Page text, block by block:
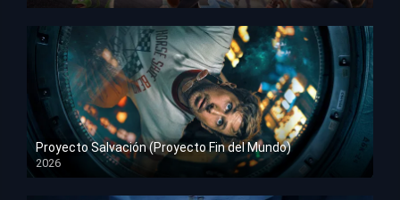
Proyecto Salvación (Proyecto Fin del Mundo)
2026
HD 1080p